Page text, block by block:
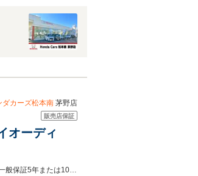
ダカーズ松本南 茅野店
販売店保証
オーディ
他県への販売はお断りさせていただいております。新車の保証を継承します。3年または6万キロまでの一般保証5年または10万キロまでの特別保証